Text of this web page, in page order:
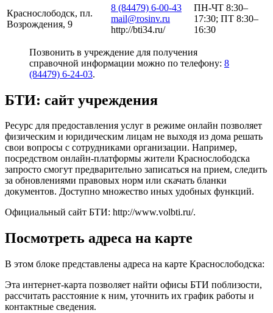
Краснослободск, пл.
Возрождения, 9
8 (84479) 6-00-43
mail@rosinv.ru
http://bti34.ru/
ПН-ЧТ 8:30–
17:30; ПТ 8:30–
16:30
Позвонить в учреждение для получения
справочной информации можно по телефону: 8
(84479) 6-24-03.
БТИ: сайт учреждения
Ресурс для предоставления услуг в режиме онлайн позволяет
физическим и юридическим лицам не выходя из дома решать
свои вопросы с сотрудниками организации. Например,
посредством онлайн-платформы жители Краснослободска
запросто смогут предварительно записаться на прием, следить
за обновлениями правовых норм или скачать бланки
документов. Доступно множество иных удобных функций.
Официальный сайт БТИ: http://www.volbti.ru/.
Посмотреть адреса на карте
В этом блоке представлены адреса на карте Краснослободска:
Эта интернет-карта позволяет найти офисы БТИ поблизости,
рассчитать расстояние к ним, уточнить их график работы и
контактные сведения.